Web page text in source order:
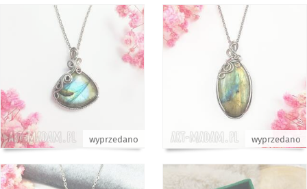
wyprzedano wyprzedano